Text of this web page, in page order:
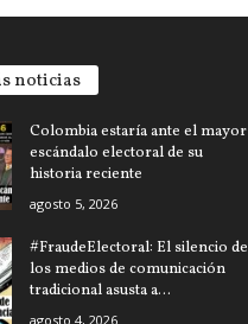
noticias
Colombia estaría ante el mayor
escándalo electoral de su
historia reciente
agosto 5, 2026
#FraudeElectoral: El silencio de
los medios de comunicación
tradicional asusta a...
agosto 4, 2026